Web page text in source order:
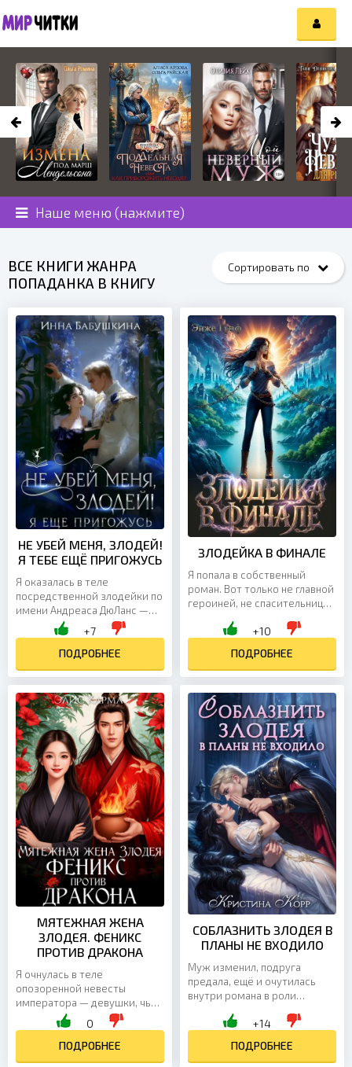
Наше меню (нажмите)
ВСЕ КНИГИ ЖАНРА
ПОПАДАНКА В КНИГУ
НЕ УБЕЙ МЕНЯ, ЗЛОДЕЙ!
Я ТЕБЕ ЕЩЁ ПРИГОЖУСЬ
Я оказалась в теле
посредственной злодейки по
имени Андреаса ДюЛанс —
той самой, которой по
сюжету уготована
незавидная участь: мешать
невинной...
+7
ПОДРОБНЕЕ
ЗЛОДЕЙКА В ФИНАЛЕ
Я попала в собственный
роман. Вот только не главной
героиней, не спасительницей
свидетельницей великих
+10
ПОДРОБНЕЕ
МЯТЕЖНАЯ ЖЕНА
ЗЛОДЕЯ. ФЕНИКС
ПРОТИВ ДРАКОНА
Я очнулась в теле
опозоренной невесты
императора — девушки, чья
судьба уже решена. По
законам Гуиджи меня ждёт
либо тюрьма, либо смерть.
Единственный...
0
ПОДРОБНЕЕ
СОБЛАЗНИТЬ ЗЛОДЕЯ В
ПЛАНЫ НЕ ВХОДИЛО
Муж изменил, подруга
предала, ещё и очутилась
внутри романа в роли
было некуда, но мне не
+14
ПОДРОБНЕЕ